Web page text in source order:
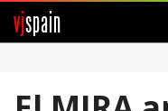
vjspain